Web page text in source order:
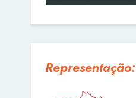
Representação: